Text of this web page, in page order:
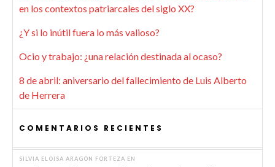
en los contextos patriarcales del siglo XX?
¿Y si lo inútil fuera lo más valioso?
Ocio y trabajo: ¿una relación destinada al ocaso?
8 de abril: aniversario del fallecimiento de Luis Alberto
de Herrera
COMENTARIOS RECIENTES
SILVIA ELOISA ARAGÓN FORTEZA EN